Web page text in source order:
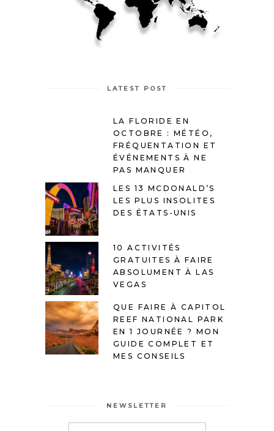
LATEST POST
LA FLORIDE EN
OCTOBRE : MÉTÉO,
FRÉQUENTATION ET
ÉVÉNEMENTS À NE
PAS MANQUER
LES 13 MCDONALD’S
LES PLUS INSOLITES
DES ÉTATS-UNIS
10 ACTIVITÉS
GRATUITES À FAIRE
ABSOLUMENT À LAS
VEGAS
QUE FAIRE À CAPITOL
REEF NATIONAL PARK
EN 1 JOURNÉE ? MON
GUIDE COMPLET ET
MES CONSEILS
NEWSLETTER